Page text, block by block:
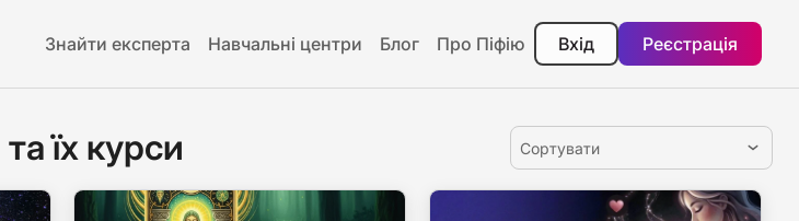
Знайти експерта Навчальні центри Блог Про Піфію Вхід Реєстрація
їх курси Сортувати